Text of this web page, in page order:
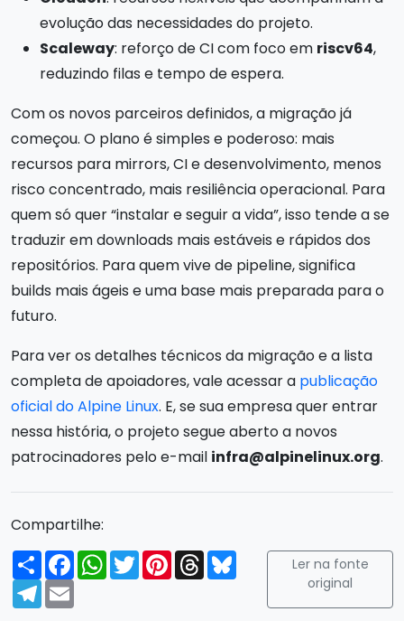
evolução das necessidades do projeto.
Scaleway: reforço de CI com foco em riscv64,
reduzindo filas e tempo de espera.
Com os novos parceiros definidos, a migração já
começou. O plano é simples e poderoso: mais
recursos para mirrors, CI e desenvolvimento, menos
risco concentrado, mais resiliência operacional. Para
quem só quer “instalar e seguir a vida”, isso tende a se
traduzir em downloads mais estáveis e rápidos dos
repositórios. Para quem vive de pipeline, significa
builds mais ágeis e uma base mais preparada para o
futuro.
Para ver os detalhes técnicos da migração e a lista
completa de apoiadores, vale acessar a publicação
oficial do Alpine Linux. E, se sua empresa quer entrar
nessa história, o projeto segue aberto a novos
patrocinadores pelo e-mail infra@alpinelinux.org.
Compartilhe:
Compartilhar
FacebookWhatsApp
TwitterPinterest
ThreadsBluesky
Telegram
Email
Ler na fonte
original